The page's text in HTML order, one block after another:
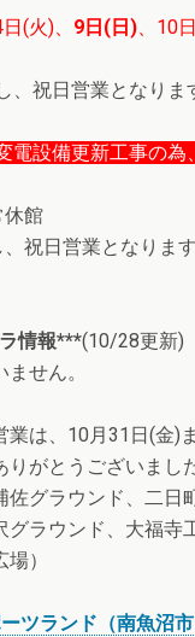
(火)、 9日(日)、10
、祝日営業となりま
電設備更新工事の為
休館
祝日営業となりま
情報***(10/28更新)
せん。
は、10月31日(金)
がとうございまし
佐グラウンド、二日
グラウンド、大福寺
）
ツランド（南魚沼